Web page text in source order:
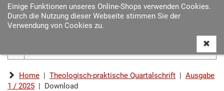
Einige Funktionen unseres Online-Shops verwenden Cookies.
Durch die Nutzung dieser Webseite stimmen Sie der
Verwendung von Cookies zu.
Home | Theologisch-praktische Quartalschrift | Ausgabe
1 / 2025 | Download